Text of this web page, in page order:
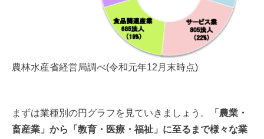
農林水産省経営局調べ(令和元年12月末時点)
まずは業種別の円グラフを見ていきましょう。
「農業・
畜産業」から「教育・医療・福祉」に至るまで様々な業